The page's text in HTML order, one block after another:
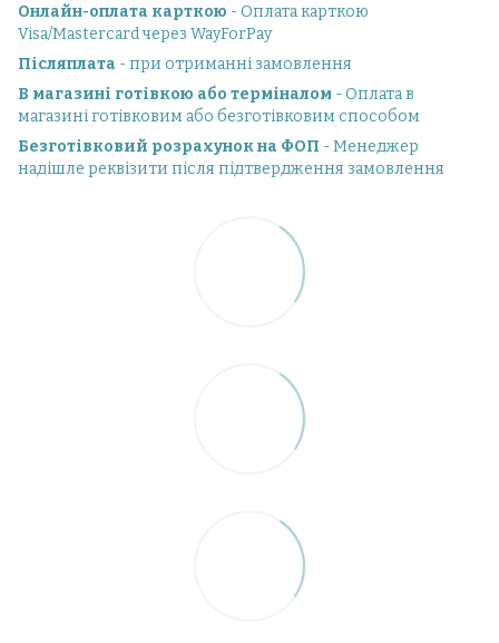
Онлайн-оплата карткою - Оплата карткою
Visa/Mastercard через WayForPay
Післяплата - при отриманні замовлення
В магазині готівкою або терміналом - Оплата в
магазині готівковим або безготівковим способом
Безготівковий розрахунок на ФОП - Менеджер
надішле реквізити після підтвердження замовлення